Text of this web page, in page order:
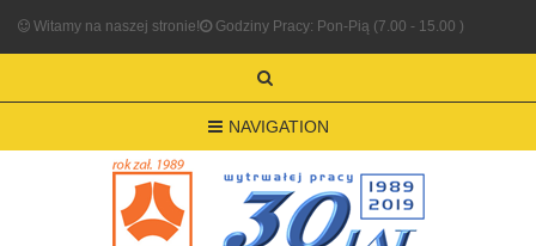
Witamy na naszej stronie! Godziny Pracy: Pon-Pią (7.00 - 15.00 )
NAVIGATION